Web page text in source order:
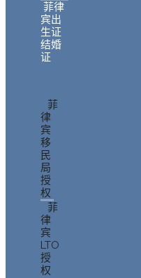
菲律
宾出
生证
结婚
证
菲
律
宾
移
民
局
授
权
菲
律
宾
LTO
授
权